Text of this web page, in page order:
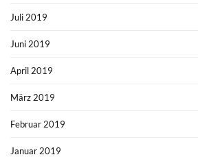
Juli 2019
Juni 2019
April 2019
März 2019
Februar 2019
Januar 2019